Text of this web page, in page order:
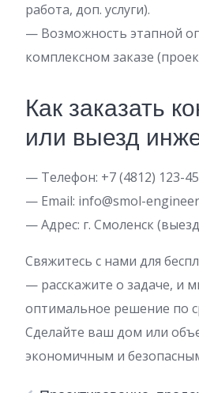
работа, доп. услуги).
— Возможность этапной
комплексном заказе
Как заказать
или выезд
— Телефон: +7 (4812) 123-
— Email: info@smol-
— Адрес: г. Смоленск
Свяжитесь с нами для
— расскажите о задаче, и
оптимальное решение по
Сделайте ваш дом или
экономичным и